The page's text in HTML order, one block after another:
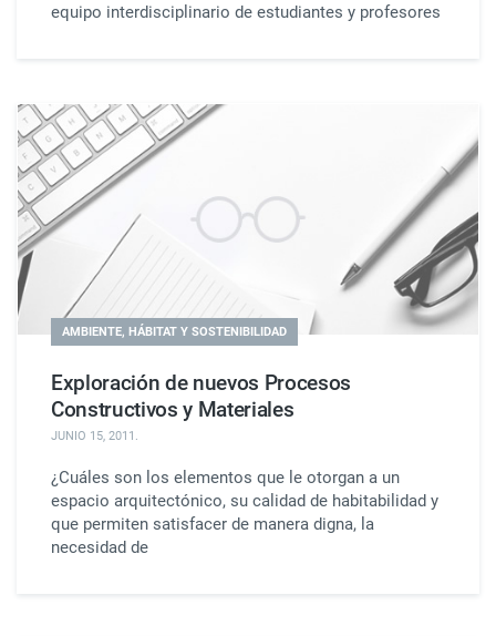
equipo interdisciplinario de estudiantes y profesores
AMBIENTE, HÁBITAT Y SOSTENIBILIDAD
Exploración de nuevos Procesos
Constructivos y Materiales
JUNIO 15, 2011 .
¿Cuáles son los elementos que le otorgan a un
espacio arquitectónico, su calidad de habitabilidad y
que permiten satisfacer de manera digna, la
necesidad de